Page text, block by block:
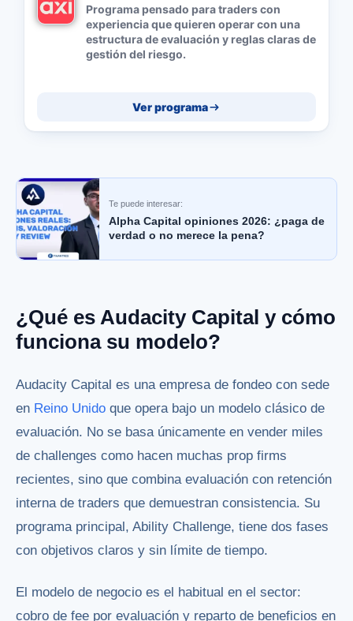
Programa pensado para traders con
experiencia que quieren operar con una
estructura de evaluación y reglas claras de
gestión del riesgo.
Ver programa
Te puede interesar:
Alpha Capital opiniones 2026: ¿paga de
verdad o no merece la pena?
¿Qué es Audacity Capital y cómo
funciona su modelo?
Audacity Capital es una empresa de fondeo con sede
en Reino Unido que opera bajo un modelo clásico de
evaluación. No se basa únicamente en vender miles
de challenges como hacen muchas prop firms
recientes, sino que combina evaluación con retención
interna de traders que demuestran consistencia. Su
programa principal, Ability Challenge, tiene dos fases
con objetivos claros y sin límite de tiempo.
El modelo de negocio es el habitual en el sector:
cobro de fee por evaluación y reparto de beneficios en